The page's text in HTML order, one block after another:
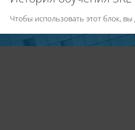
Чтобы использовать этот блок,